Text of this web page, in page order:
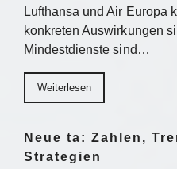
Lufthansa und Air Europa
konkreten Auswirkungen
Mindestdienste sind…
Weiterlesen
Neue ta: Zahlen,
Strategien